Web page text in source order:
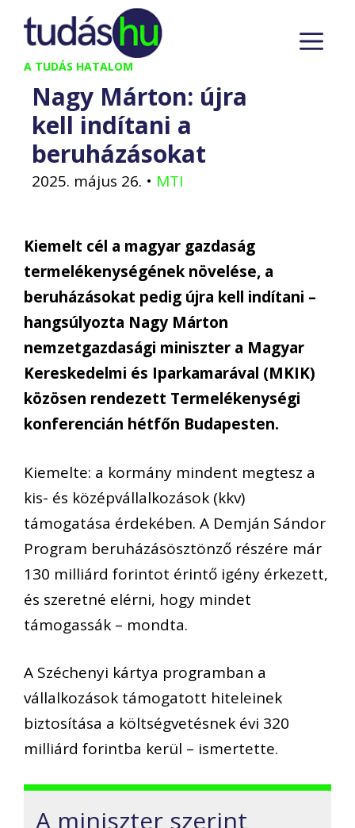
Kilépés
tartalomba
A TUDÁS HATALOM
Nagy Márton: újra
kell indítani a
beruházásokat
2025. május 26. • MTI
Kiemelt cél a magyar gazdaság
termelékenységének növelése, a
beruházásokat pedig újra kell indítani –
hangsúlyozta Nagy Márton
nemzetgazdasági miniszter a Magyar
Kereskedelmi és Iparkamarával (MKIK)
közösen rendezett Termelékenységi
konferencián hétfőn Budapesten.
Kiemelte: a kormány mindent megtesz a
kis- és középvállalkozások (kkv)
támogatása érdekében. A Demján Sándor
Program beruházásösztönző részére már
130 milliárd forintot érintő igény érkezett,
és szeretné elérni, hogy mindet
támogassák – mondta.
A Széchenyi kártya programban a
vállalkozások támogatott hiteleinek
biztosítása a költségvetésnek évi 320
milliárd forintba kerül – ismertette.
A miniszter szerint